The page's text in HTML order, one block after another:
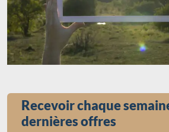
Recevoir chaque
dernières offres